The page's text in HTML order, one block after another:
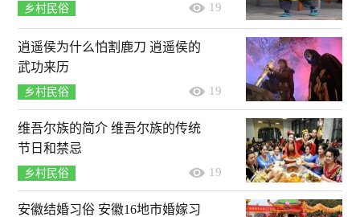
乡村民俗 19
逍遥侯为什么怕割鹿刀 逍遥侯的
武功来历
乡村民俗 19
维吾尔族的简介 维吾尔族的传统
节日和禁忌
乡村民俗 19
安徽结婚习俗 安徽16地市婚嫁习